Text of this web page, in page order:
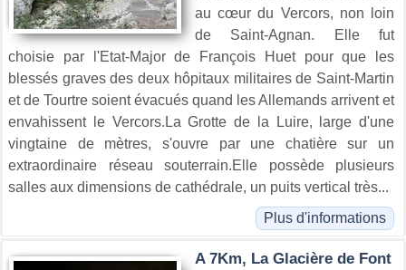
au cœur du Vercors, non loin
de Saint-Agnan. Elle fut
choisie par l'Etat-Major de François Huet pour que les
blessés graves des deux hôpitaux militaires de Saint-Martin
et de Tourtre soient évacués quand les Allemands arrivent et
envahissent le Vercors.La Grotte de la Luire, large d'une
vingtaine de mètres, s'ouvre par une chatière sur un
extraordinaire réseau souterrain.Elle possède plusieurs
salles aux dimensions de cathédrale, un puits vertical très...
Plus d'informations
A 7Km, La Glacière de Font